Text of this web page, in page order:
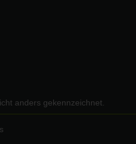
anders gekennzeichnet.